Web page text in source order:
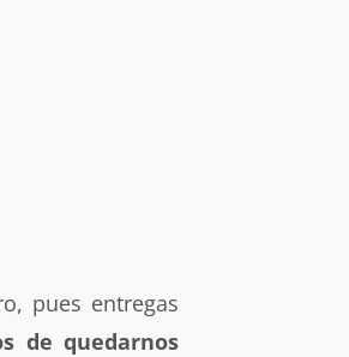
pues entregas
de quedarnos